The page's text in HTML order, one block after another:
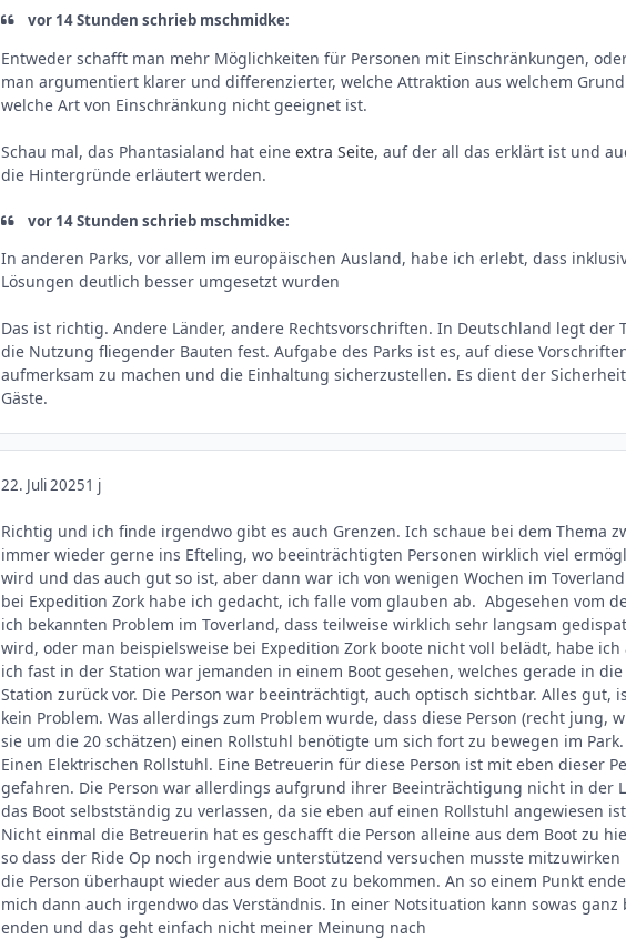
vor 14 Stunden schrieb mschmidke:
Entweder schafft man mehr Möglichkeiten für Personen mit Einschränkungen,
man argumentiert klarer und differenzierter, welche Attraktion aus welchem
welche Art von Einschränkung nicht geeignet ist.
Schau mal, das Phantasialand hat eine extra Seite, auf der all das erklärt ist und
die Hintergründe erläutert werden.
vor 14 Stunden schrieb mschmidke:
In anderen Parks, vor allem im europäischen Ausland, habe ich erlebt, dass
Lösungen deutlich besser umgesetzt wurden
Das ist richtig. Andere Länder, andere Rechtsvorschriften. In Deutschland legt der
die Nutzung fliegender Bauten fest. Aufgabe des Parks ist es, auf diese
aufmerksam zu machen und die Einhaltung sicherzustellen. Es dient der
Gäste.
22. Juli 20251 j
Richtig und ich finde irgendwo gibt es auch Grenzen. Ich schaue bei dem Thema
immer wieder gerne ins Efteling, wo beeinträchtigten Personen wirklich viel
wird und das auch gut so ist, aber dann war ich von wenigen Wochen im
bei Expedition Zork habe ich gedacht, ich falle vom glauben ab. Abgesehen vom
ich bekannten Problem im Toverland, dass teilweise wirklich sehr langsam
wird, oder man beispielsweise bei Expedition Zork boote nicht voll belädt, habe ich
ich fast in der Station war jemanden in einem Boot gesehen, welches gerade in die
Station zurück vor. Die Person war beeinträchtigt, auch optisch sichtbar. Alles gut,
kein Problem. Was allerdings zum Problem wurde, dass diese Person (recht jung,
sie um die 20 schätzen) einen Rollstuhl benötigte um sich fort zu bewegen im Park.
Einen Elektrischen Rollstuhl. Eine Betreuerin für diese Person ist mit eben dieser
gefahren. Die Person war allerdings aufgrund ihrer Beeinträchtigung nicht in der
das Boot selbstständig zu verlassen, da sie eben auf einen Rollstuhl angewiesen
Nicht einmal die Betreuerin hat es geschafft die Person alleine aus dem Boot zu
so dass der Ride Op noch irgendwie unterstützend versuchen musste mitzuwirken
die Person überhaupt wieder aus dem Boot zu bekommen. An so einem Punkt
mich dann auch irgendwo das Verständnis. In einer Notsituation kann sowas ganz
enden und das geht einfach nicht meiner Meinung nach